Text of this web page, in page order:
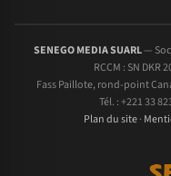
SENEGO MEDIA SUARL—
RCCM : SN DKR
Fass Paillote, rond-point
Tél. : +221 33
Plan du site·